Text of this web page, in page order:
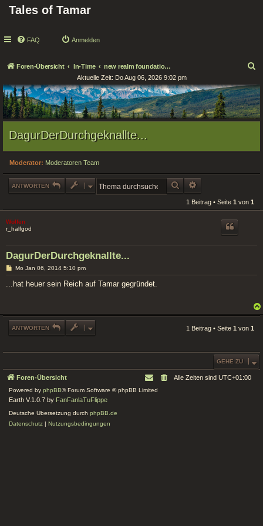
Tales of Tamar
FAQ Anmelden
Foren-Übersicht In-Time new realm foundations / Neue Reichsgründungen
c
h
e
Aktuelle Zeit: Do Aug 06, 2026 9:02 pm
DagurDerDurchgeknallte...
Moderator: Moderatoren Team
ANTWORTEN SUCHE
1 Beitrag • Seite 1 von 1
Wolfen
r_halfgod
DagurDerDurchgeknallte...
B
e
i
Mo Jan 06, 2014 5:10 pm
...hat heuer sein Reich auf Tamar gegründet.
ANTWORTEN 1 Beitrag • Seite 1 von 1
GEHE ZU
Foren-Übersicht Alle Zeiten sind UTC+01:00
Powered by phpBB® Forum Software © phpBB Limited
Earth V.1.0.7 by FanFanlaTuFlippe
Deutsche Übersetzung durch phpBB.de
Datenschutz | Nutzungsbedingungen